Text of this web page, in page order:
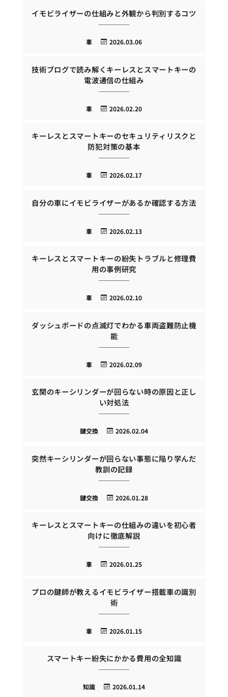
イモビライザーの仕組みと外観から判別するコツ
2026.03.06
車
技術ブログで読み解くキーレスとスマートキーの
電波通信の仕組み
2026.02.20
車
キーレスとスマートキーのセキュリティリスクと
防犯対策の基本
2026.02.17
車
自分の車にイモビライザーがあるか確認する方法
2026.02.13
車
キーレスとスマートキーの紛失トラブルと修理費
用の事例研究
2026.02.10
車
ダッシュボードの点滅灯でわかる車両盗難防止機
能
2026.02.09
車
玄関のキーシリンダーが回らない時の原因と正し
い対処法
2026.02.04
鍵交換
突然キーシリンダーが回らない事態に陥り学んだ
教訓の記録
2026.01.28
鍵交換
キーレスとスマートキーの仕組みの違いを初心者
向けに徹底解説
2026.01.25
車
プロの鍵師が教えるイモビライザー搭載車の識別
術
2026.01.15
車
スマートキー紛失にかかる費用の全知識
2026.01.14
知識